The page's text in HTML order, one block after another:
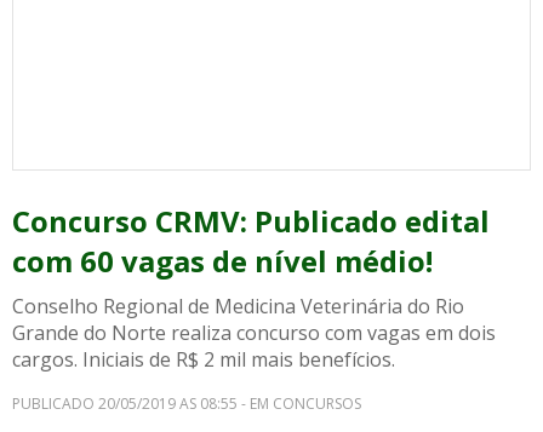
Concurso CRMV: Publicado edital
com 60 vagas de nível médio!
Conselho Regional de Medicina Veterinária do Rio
Grande do Norte realiza concurso com vagas em dois
cargos. Iniciais de R$ 2 mil mais benefícios.
PUBLICADO 20/05/2019 AS 08:55 - EM CONCURSOS